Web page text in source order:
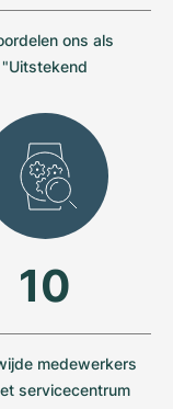
ons als
"Uitstekend
10
medewerkers
servicecentrum